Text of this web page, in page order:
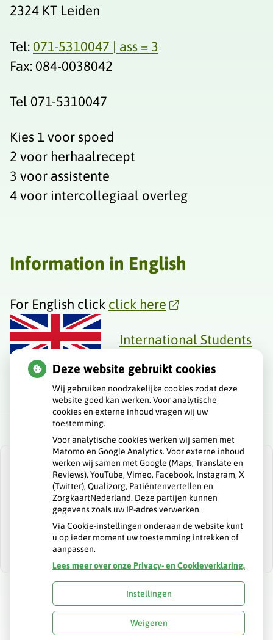
2324 KT Leiden
Tel:071-5310047 | ass = 3
Fax: 084-0038042‬
Tel 071-5310047
Kies 1 voor spoed
2 voor herhaalrecept
3 voor assistente
4 voor intercollegiaal overleg
Information in English
For English click click here
International Students
U heeft geen toestemming gegeven voor
externe inhoud die nodig is om dit te
zien.
Cookie-instellingen wijzigen
Deze website gebruikt cookies
Wij gebruiken noodzakelijke cookies zodat deze
website goed kan werken. Voor analytische
cookies en externe inhoud vragen wij uw
toestemming.
Voor analytische cookies werken wij samen met
Matomo en Google Analytics. Voor externe inhoud
werken wij samen met Google (Maps, Translate en
Reviews), YouTube, Vimeo, Facebook, Instagram, X
(Twitter), Qualizorg, Patiëntenvertellen en
ZorgkaartNederland. Deze partijen kunnen
gegevens zoals uw IP-adres verwerken.
Via Cookie-instellingen onderaan de website kunt
u op ieder moment uw toestemming intrekken of
aanpassen.
Lees meer over onze Privacy- en Cookieverklaring.
Instellingen
Weigeren